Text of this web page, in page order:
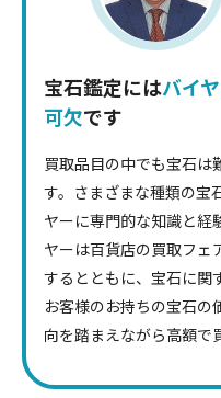
色
ルビーやサファイアなど
赤のルビーなどは希少価
ポイントになります。
透
宝石鑑定にはバイ
可欠です
買取品目の中でも宝石は
す。さまざまな種類の宝
ヤーに専門的な知識と経
ヤーは百貨店の買取フェ
するとともに、宝石に関
お客様のお持ちの宝石の
向を踏まえながら高額で